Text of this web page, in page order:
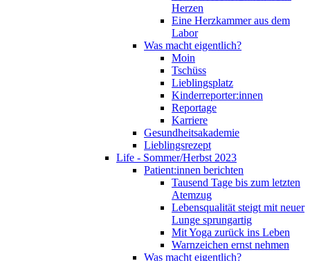
Herzen
Eine Herzkammer aus dem
Labor
Was macht eigentlich?
Moin
Tschüss
Lieblingsplatz
Kinderreporter:innen
Reportage
Karriere
Gesundheitsakademie
Lieblingsrezept
Life - Sommer/Herbst 2023
Patient:innen berichten
Tausend Tage bis zum letzten
Atemzug
Lebensqualität steigt mit neuer
Lunge sprungartig
Mit Yoga zurück ins Leben
Warnzeichen ernst nehmen
Was macht eigentlich?